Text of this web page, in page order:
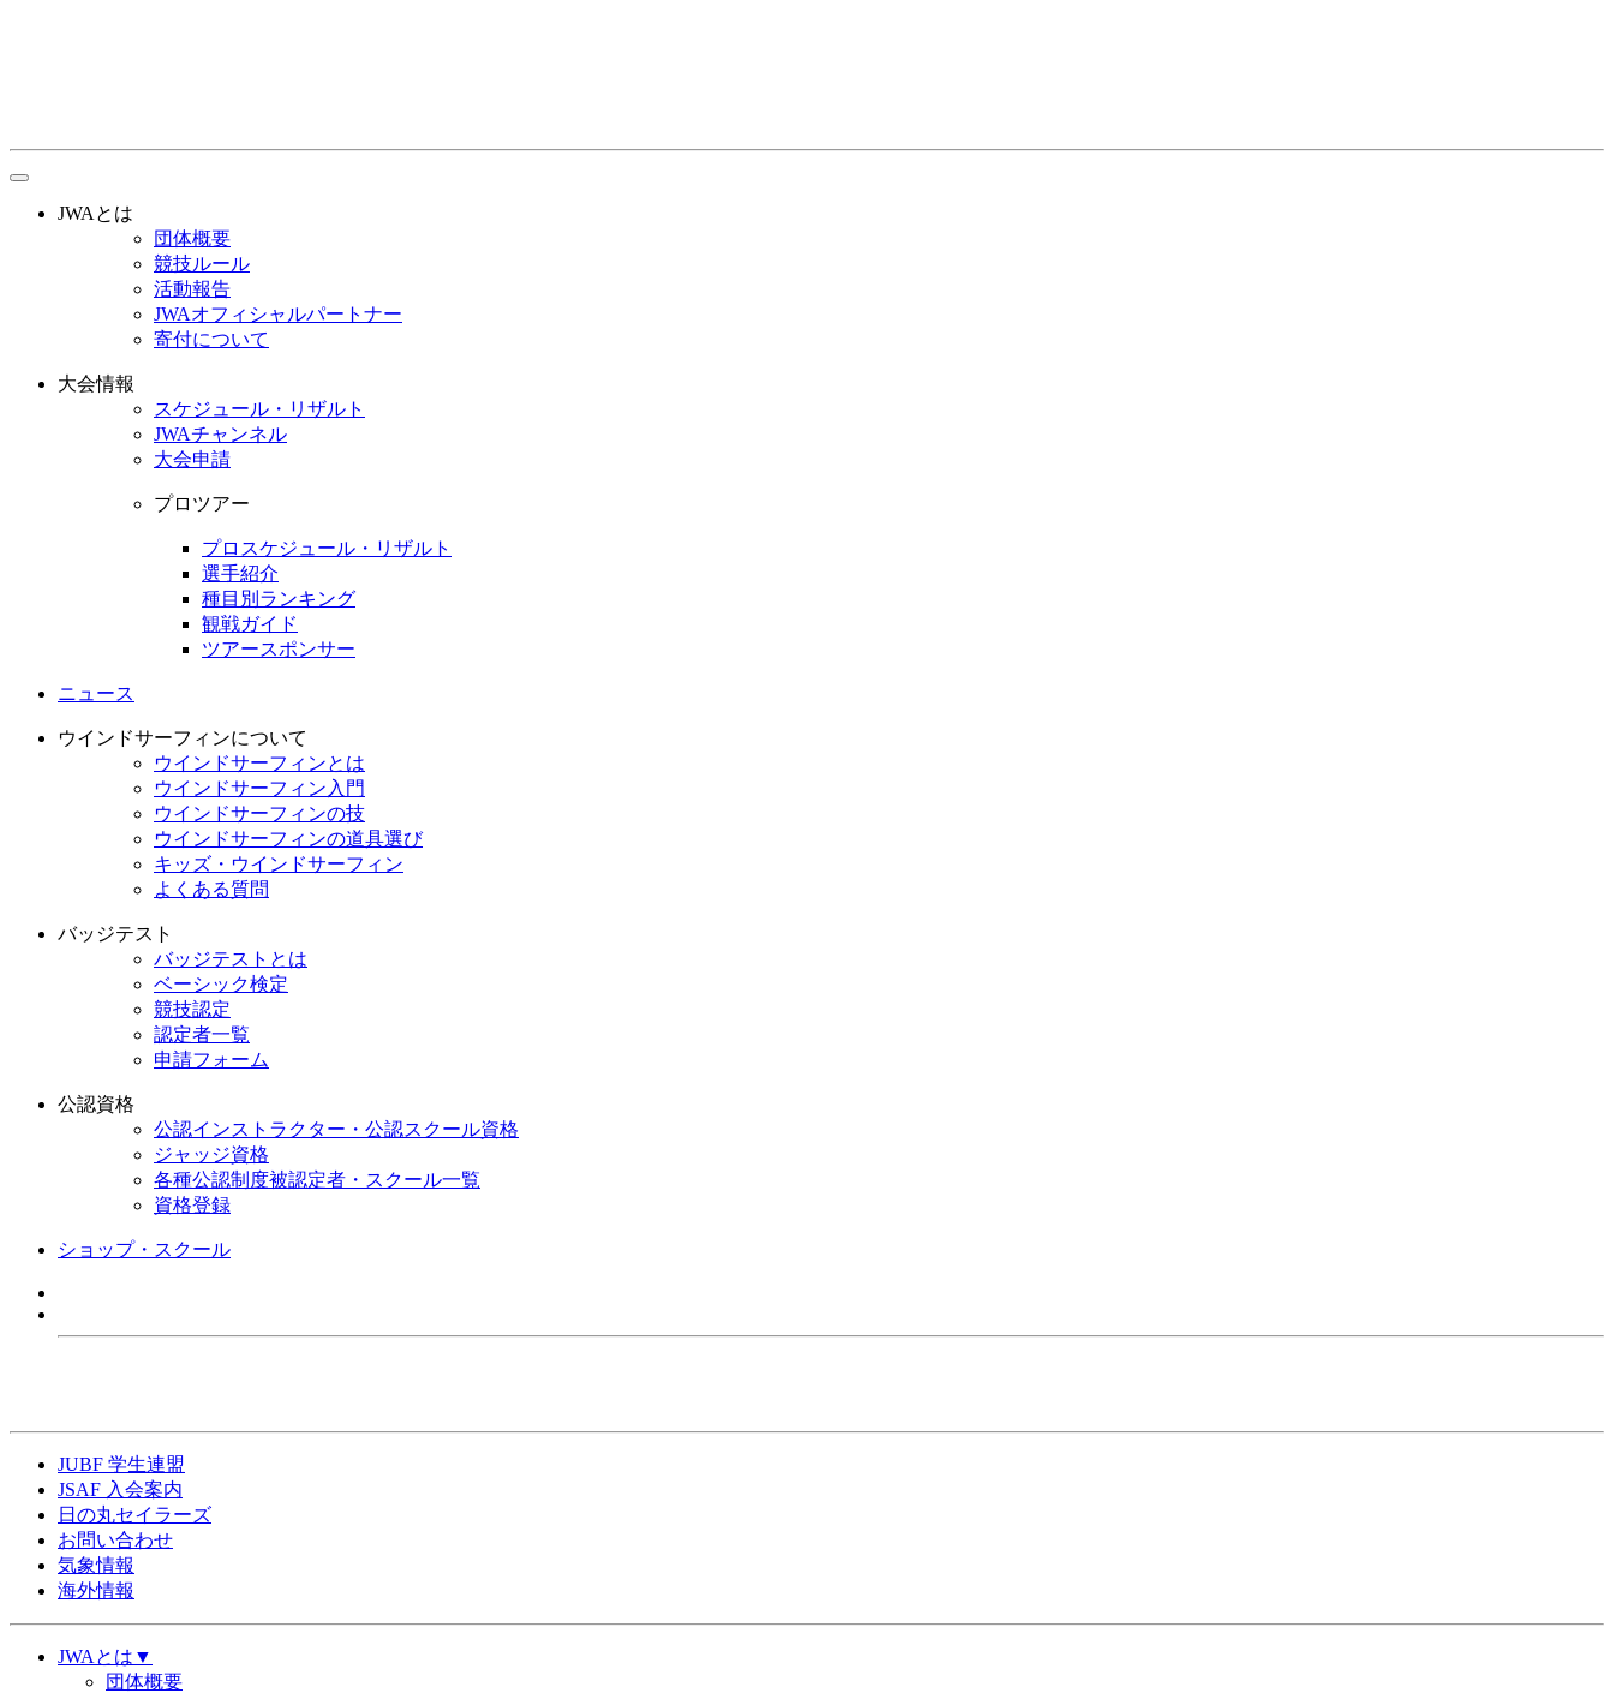
toggle
navigationJWAとは
団体概要
競技ルール
活動報告
JWAオフィシャルパートナー
寄付について
大会情報
スケジュール・リザルト
JWAチャンネル
大会申請
プロツアー
プロスケジュール・リザルト
選手紹介
種目別ランキング
観戦ガイド
ツアースポンサー
ニュース
ウインドサーフィンについて
ウインドサーフィンとは
ウインドサーフィン入門
ウインドサーフィンの技
ウインドサーフィンの道具選び
キッズ・ウインドサーフィン
よくある質問
バッジテスト
バッジテストとは
ベーシック検定
競技認定
認定者一覧
申請フォーム
公認資格
公認インストラクター・公認スクール資格
ジャッジ資格
各種公認制度被認定者・スクール一覧
資格登録
ショップ・スクール
JUBF 学生連盟
JSAF 入会案内
日の丸セイラーズ
お問い合わせ
気象情報
海外情報
JWAとは▼
団体概要